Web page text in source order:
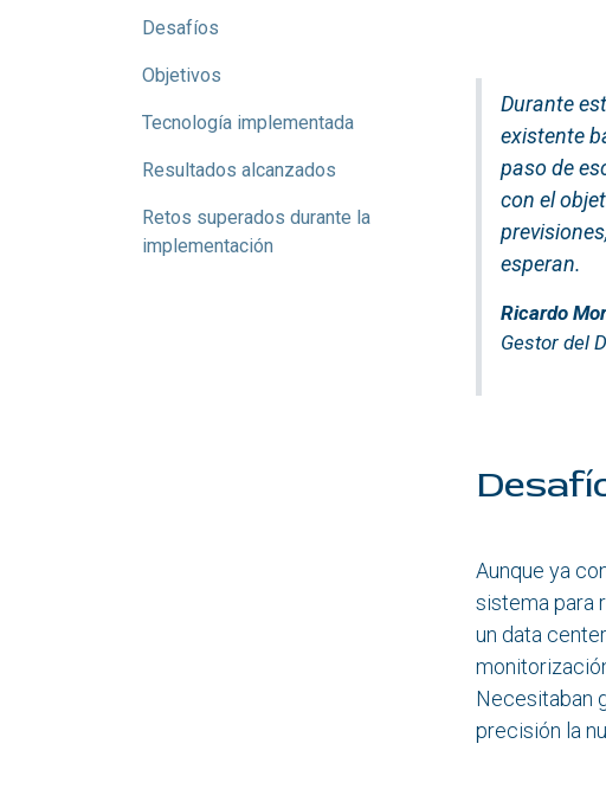
Desafíos
Objetivos
Tecnología implementada
Resultados alcanzados
Retos superados durante la
implementación
Durante
existente
paso de
con el
esperan.
Ricardo
Gestor del
Aunque ya
sistema para
un data
Necesitaban
precisión la